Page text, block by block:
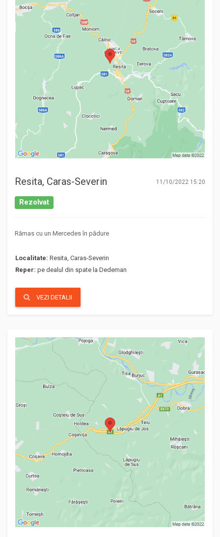
Resita, Caras-Severin 11/10/2022 15:20
Rezolvat
Rămas cu un Mercedes în pădure
Localitate: Resita, Caras-Severin
Reper: pe dealul din spate la Dedeman
VEZI DETALII